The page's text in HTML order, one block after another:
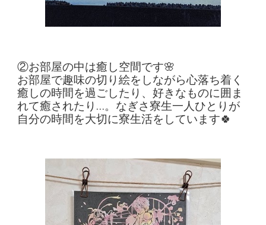
②お部屋の中は癒し空間です🌸
お部屋で趣味の切り絵をしながら心落ち着く
癒しの時間を過ごしたり、好きなものに囲ま
れて癒されたり…。なぎさ寮生一人ひとりが
自分の時間を大切に寮生活をしています🍀